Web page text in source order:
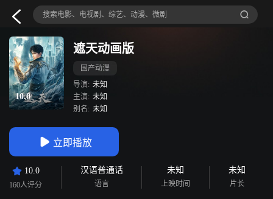
10.0
遮天动画版
国产动漫
导演: 未知
主演: 未知
别名: 未知
立即播放
10.0
160人评分
汉语普通话
语言
未知
上映时间
未知
片长